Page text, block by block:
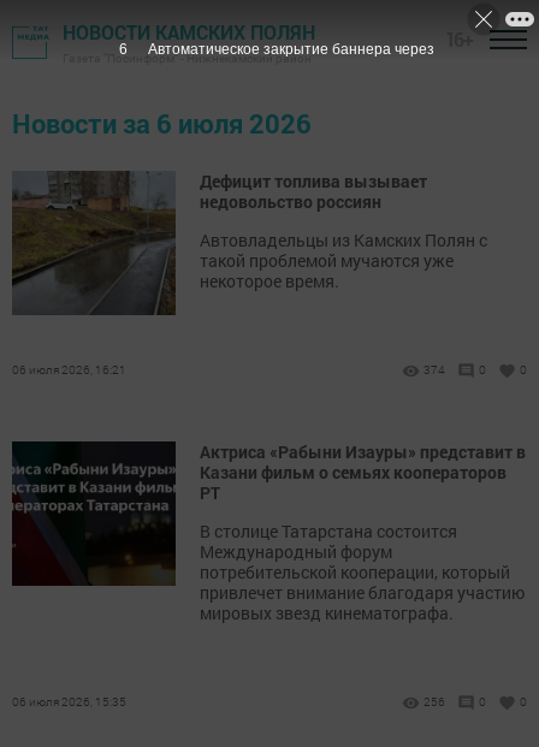
НОВОСТИ КАМСКИХ ПОЛЯН
Газета "Посинформ" - Нижнекамский район
Новости за 6 июля 2026
Дефицит топлива вызывает
недовольство россиян
Автовладельцы из Камских Полян с
такой проблемой мучаются уже
некоторое время.
06 июля 2026, 16:21 374 0 0
Актриса «Рабыни Изауры» представит в
Казани фильм о семьях кооператоров
РТ
В столице Татарстана состоится
Международный форум
потребительской кооперации, который
привлечет внимание благодаря участию
мировых звезд кинематографа.
06 июля 2026, 15:35 256 0 0
5 Автоматическое закрытие баннера через